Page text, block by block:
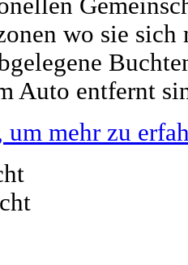
wo sie
Auto entfernt
mehr zu